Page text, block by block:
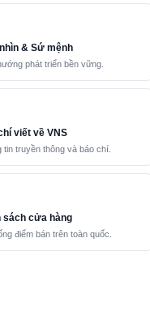
& Sứ mệnh
phát triển bền vững.
viết về VNS
tin truyền thông và báo chí.
sách cửa hàng
điểm bán trên toàn quốc.